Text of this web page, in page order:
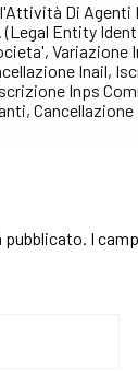
Di Agenti
Entity
Variazione
Inail,
Inps
pubblicato. I